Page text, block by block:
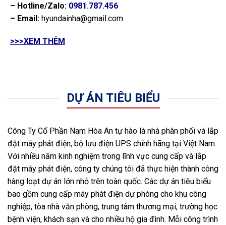
– Hotline/Zalo: 0981.787.456
– Email: hyundainha@gmail.com
>>>XEM THÊM
DỰ ÁN TIÊU BIỂU
Công Ty Cổ Phần Nam Hòa An tự hào là nhà phân phối và lắp
đặt máy phát điện, bộ lưu điện UPS chính hãng tại Việt Nam.
Với nhiều năm kinh nghiệm trong lĩnh vực cung cấp và lắp
đặt máy phát điện, công ty chúng tôi đã thực hiện thành công
hàng loạt dự án lớn nhỏ trên toàn quốc. Các dự án tiêu biểu
bao gồm cung cấp máy phát điện dự phòng cho khu công
nghiệp, tòa nhà văn phòng, trung tâm thương mại, trường học
bệnh viện, khách sạn và cho nhiều hộ gia đình. Mỗi công trình